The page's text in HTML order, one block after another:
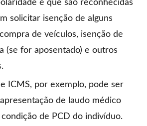
e que são reconhecidas
solicitar isenção de alguns
de veículos, isenção de
(se for aposentado) e outros
ICMS, por exemplo, pode ser
de laudo médico
de PCD do indivíduo.